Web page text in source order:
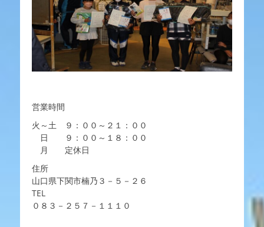
営業時間
火～土 ９：００～２１：００
日 ９：００～１８：００
月 定休日
住所
山口県下関市楠乃３－５－２６
TEL
０８３－２５７－１１１０